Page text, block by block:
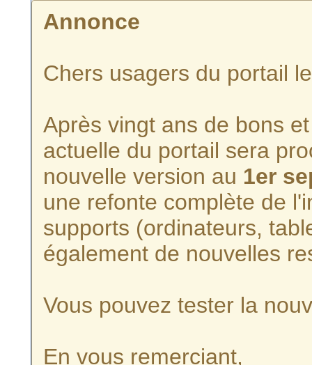
Annonce
Chers usagers du portail
Après vingt ans de bons
actuelle du portail sera
nouvelle version au 1er
une refonte complète de
supports (ordinateurs,
également de nouvelles
Vous pouvez tester la
En vous remerciant,